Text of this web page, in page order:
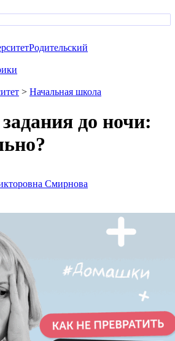
Родительский
> Начальная школа
до ночи:
Смирнова